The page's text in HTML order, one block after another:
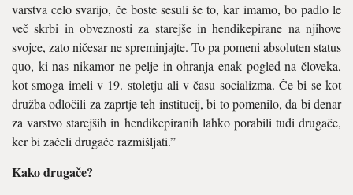
varstva celo svari­jo, če boste sesuli še to, kar imamo, bo padlo le
več skrbi in obveznosti za starejše in hendikepirane na nji­hove
svojce, zato ničesar ne spre­minjajte. To pa pomeni absoluten status
quo, ki nas nikamor ne pelje in ohranja enak pogled na člove­ka,
kot smoga imeli v 19. stoletju ali v času socializma. Če bi se kot
družba odločili za zaprtje teh insti­tucij, bi to pomenilo, da bi denar
za varstvo starejših in hendikepiranih lahko porabili tudi drugače,
ker bi začeli drugače razmišljati.”
Kako drugače?